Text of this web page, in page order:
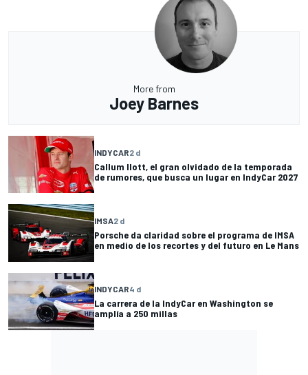
More from
Joey Barnes
INDYCAR2 d
Callum Ilott, el gran olvidado de la temporada
de rumores, que busca un lugar en IndyCar 2027
IMSA2 d
Porsche da claridad sobre el programa de IMSA
en medio de los recortes y del futuro en Le Mans
INDYCAR4 d
La carrera de la IndyCar en Washington se
amplía a 250 millas